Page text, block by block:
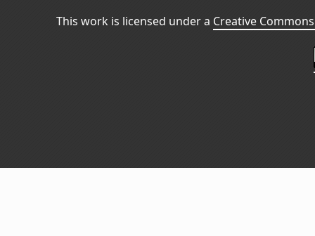
This work is licensed under a Creative